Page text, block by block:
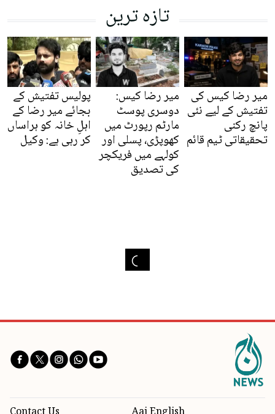
تازہ ترین
میر رضا کیس کی
تفتیش کے لیے نئی
پانچ رکنی
تحقیقاتی ٹیم قائم
میر رضا کیس:
دوسری پوسٹ
مارٹم رپورٹ میں
کھوپڑی، پسلی اور
کولہے میں فریکچر
کی تصدیق
پولیس تفتیش کے
بجائے میر رضا کے
اہلِ خانہ کو ہراساں
کر رہی ہے: وکیل